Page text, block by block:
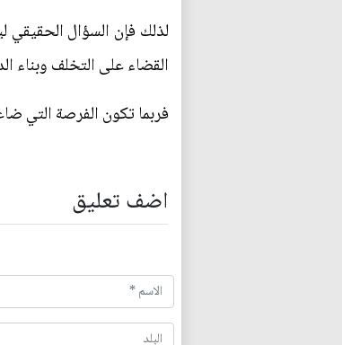
لذلك فإن السؤال الحقيقي
القضاء على التخلف وبناء
فربما تكون الفرصة التي
اضف تعليق